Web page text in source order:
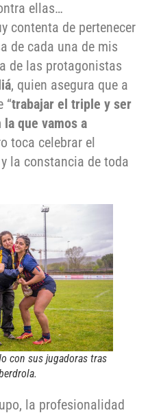
ellas…
contenta de pertenecer
de cada una de mis
de las protagonistas
, quien asegura que a
“trabajar el triple y ser
que vamos a
toca celebrar el
la constancia de toda
con sus jugadoras tras
la profesionalidad